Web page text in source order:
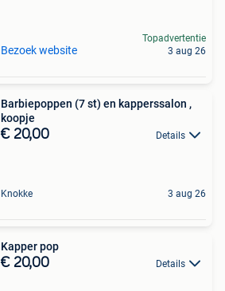
Bezoek website
Topadvertentie
3 aug 26
Barbiepoppen (7 st) en kapperssalon ,
koopje
€ 20,00 Details
Knokke 3 aug 26
Kapper pop
€ 20,00 Details